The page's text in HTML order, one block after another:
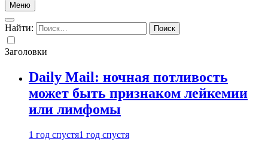
Меню
Найти:
Заголовки
Daily Mail: ночная потливость
может быть признаком лейкемии
или лимфомы
1 год спустя1 год спустя